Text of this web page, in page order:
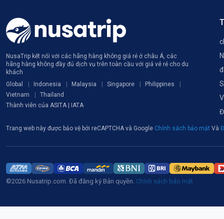
NusaTrip kết nối với các hãng hàng không giá rẻ ở châu Á, các
hãng hàng không đầy đủ dịch vụ trên toàn cầu với giá vé rẻ cho du
khách
Global
Indonesia Malaysia Singapore
Philippines
Vietnam
Thailand
Thành viên của ASITA | IATA
Trang web này được bảo vệ bởi reCAPTCHA và Google Chính sách bảo mật Và
©2026 Nusatrip.com. Đã đăng ký Bản quyền. Chính sách bảo mật